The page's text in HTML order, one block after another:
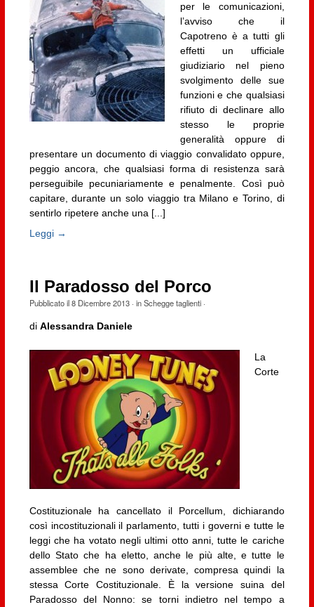
per le comunicazioni,
l’avviso che il
Capotreno è a tutti gli
effetti un ufficiale
giudiziario nel pieno
svolgimento delle sue
funzioni e che qualsiasi
rifiuto di declinare allo
stesso le proprie
generalità oppure di
presentare un documento di viaggio convalidato oppure,
peggio ancora, che qualsiasi forma di resistenza sarà
perseguibile pecuniariamente e penalmente. Così può
capitare, durante un solo viaggio tra Milano e Torino, di
sentirlo ripetere anche una [...]
Leggi →
Il Paradosso del Porco
Pubblicato il8 Dicembre 2013· inSchegge taglienti·
di Alessandra Daniele
La
Corte
Costituzionale ha cancellato il Porcellum, dichiarando
così incostituzionali il parlamento, tutti i governi e tutte le
leggi che ha votato negli ultimi otto anni, tutte le cariche
dello Stato che ha eletto, anche le più alte, e tutte le
assemblee che ne sono derivate, compresa quindi la
stessa Corte Costituzionale. È la versione suina del
Paradosso del Nonno: se torni indietro nel tempo a